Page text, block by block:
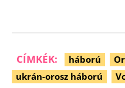
CÍMKÉK: háború
ukrán-orosz háború